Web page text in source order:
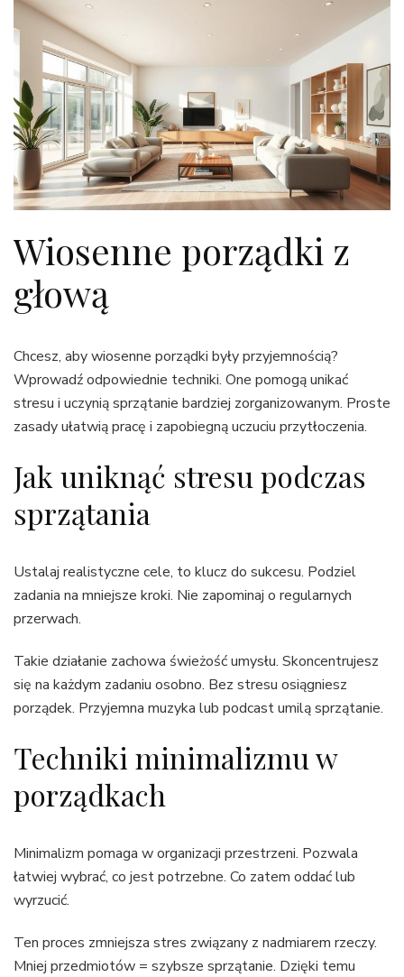
Wiosenne porządki z
głową
Chcesz, aby wiosenne porządki były przyjemnością?
Wprowadź odpowiednie techniki. One pomogą unikać
stresu i uczynią sprzątanie bardziej zorganizowanym. Proste
zasady ułatwią pracę i zapobiegną uczuciu przytłoczenia.
Jak uniknąć stresu podczas
sprzątania
Ustalaj realistyczne cele, to klucz do sukcesu. Podziel
zadania na mniejsze kroki. Nie zapominaj o regularnych
przerwach.
Takie działanie zachowa świeżość umysłu. Skoncentrujesz
się na każdym zadaniu osobno. Bez stresu osiągniesz
porządek. Przyjemna muzyka lub podcast umilą sprzątanie.
Techniki minimalizmu w
porządkach
Minimalizm pomaga w organizacji przestrzeni. Pozwala
łatwiej wybrać, co jest potrzebne. Co zatem oddać lub
wyrzucić.
Ten proces zmniejsza stres związany z nadmiarem rzeczy.
Mniej przedmiotów = szybsze sprzątanie. Dzięki temu